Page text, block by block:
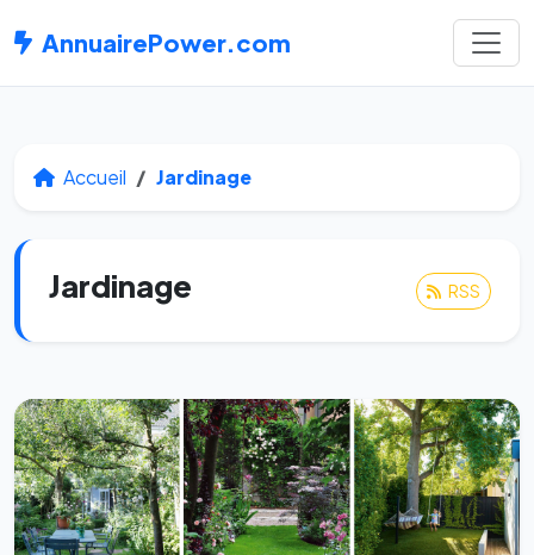
AnnuairePower.com
Accueil Jardinage
Jardinage RSS